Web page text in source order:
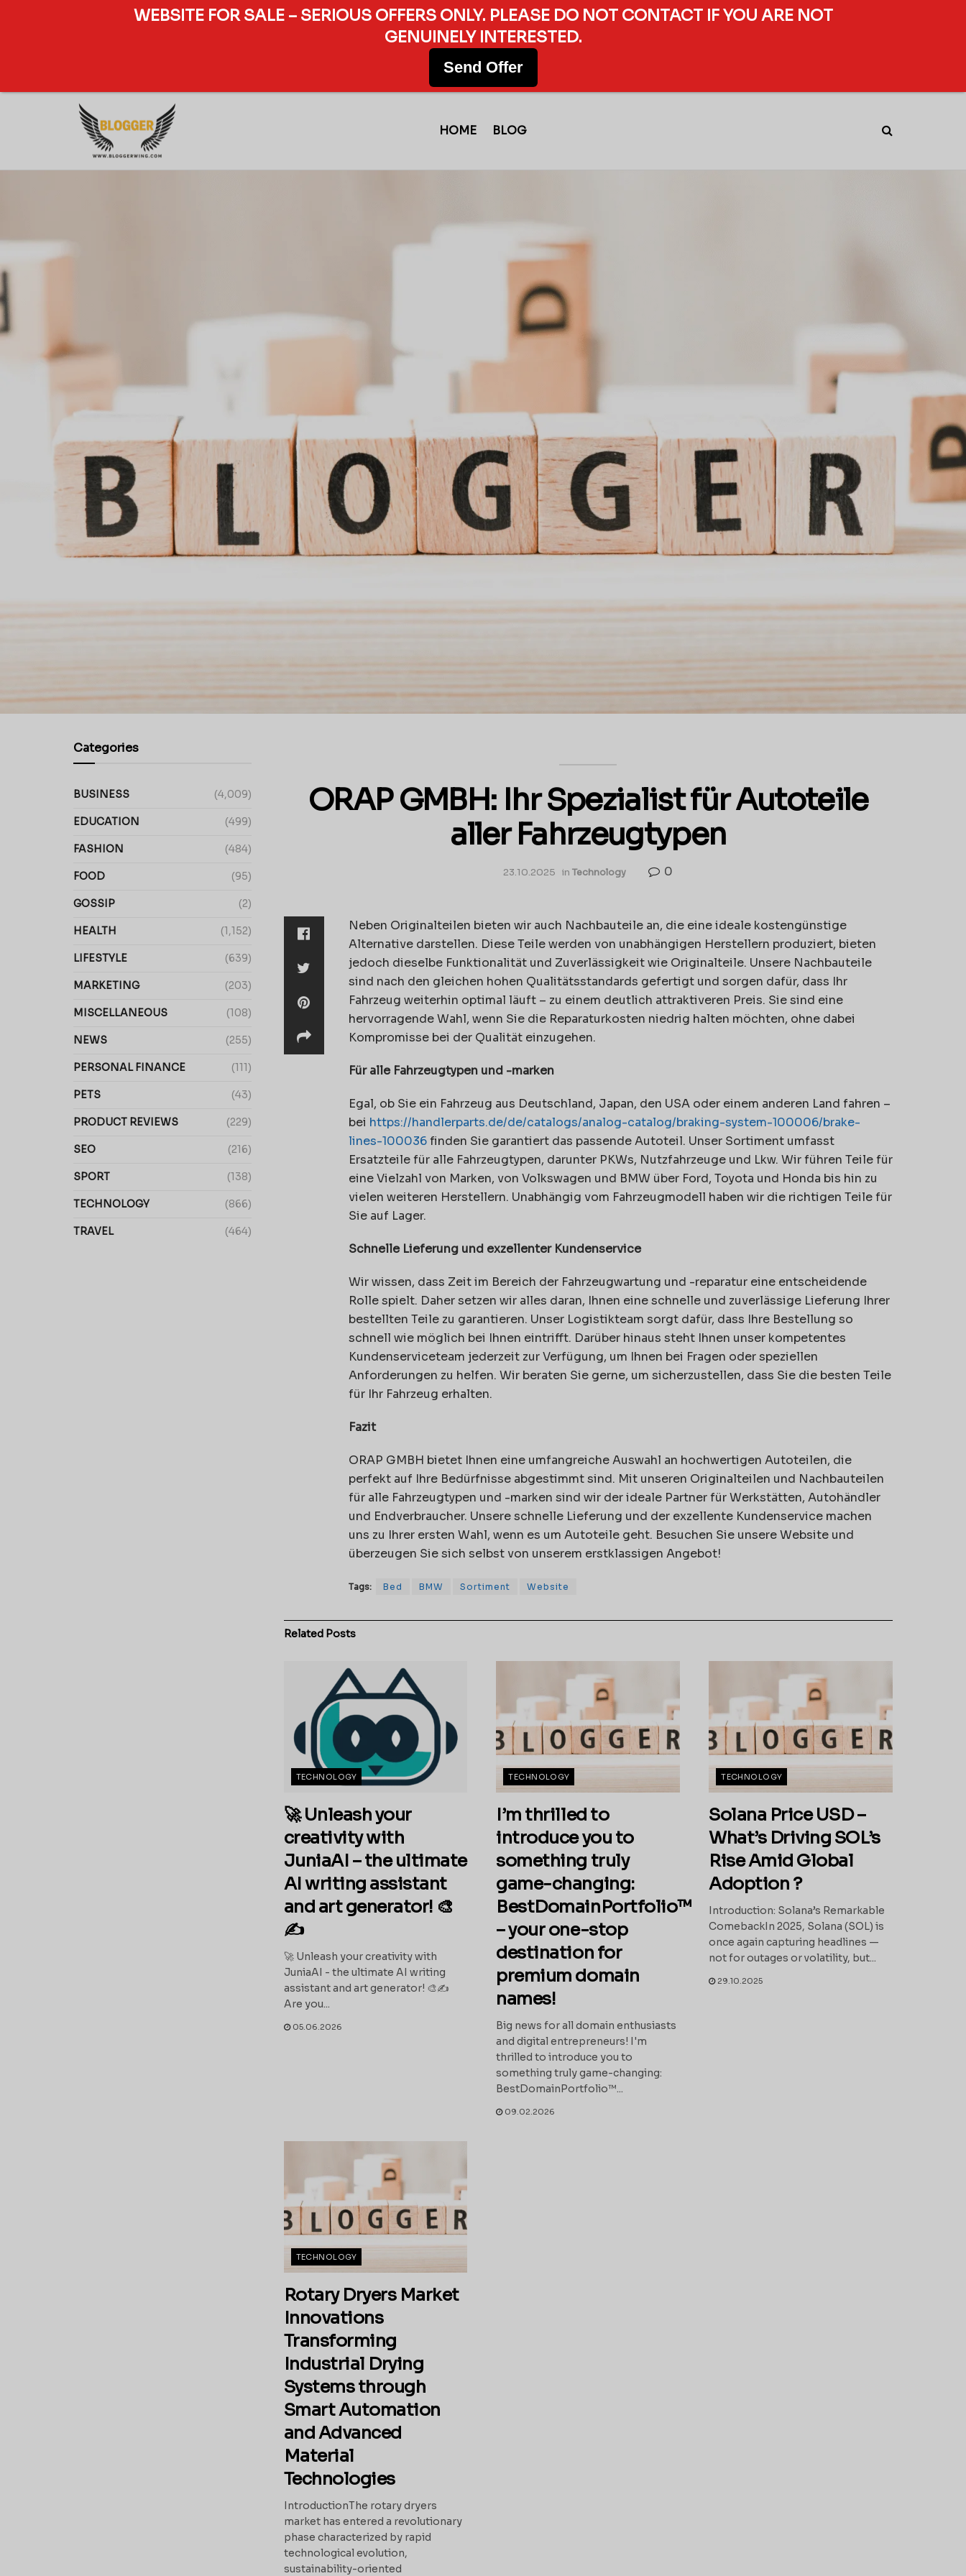
HOME BLOG
ORAP GMBH: Ihr Spezialist für Autoteile
aller Fahrzeugtypen
23.10.2025 in Technology 0
Neben Originalteilen bieten wir auch Nachbauteile an, die eine ideale kostengünstige
Alternative darstellen. Diese Teile werden von unabhängigen Herstellern produziert, bieten
jedoch dieselbe Funktionalität und Zuverlässigkeit wie Originalteile. Unsere Nachbauteile
sind nach den gleichen hohen Qualitätsstandards gefertigt und sorgen dafür, dass Ihr
Fahrzeug weiterhin optimal läuft – zu einem deutlich attraktiveren Preis. Sie sind eine
hervorragende Wahl, wenn Sie die Reparaturkosten niedrig halten möchten, ohne dabei
Kompromisse bei der Qualität einzugehen.
Für alle Fahrzeugtypen und -marken
Egal, ob Sie ein Fahrzeug aus Deutschland, Japan, den USA oder einem anderen Land fahren –
bei https://handlerparts.de/de/catalogs/analog-catalog/braking-system-100006/brake-
lines-100036finden Sie garantiert das passende Autoteil. Unser Sortiment umfasst
Ersatzteile für alle Fahrzeugtypen, darunter PKWs, Nutzfahrzeuge und Lkw. Wir führen Teile für
eine Vielzahl von Marken, von Volkswagen und BMW über Ford, Toyota und Honda bis hin zu
vielen weiteren Herstellern. Unabhängig vom Fahrzeugmodell haben wir die richtigen Teile für
Sie auf Lager.
Schnelle Lieferung und exzellenter Kundenservice
Wir wissen, dass Zeit im Bereich der Fahrzeugwartung und -reparatur eine entscheidende
Rolle spielt. Daher setzen wir alles daran, Ihnen eine schnelle und zuverlässige Lieferung Ihrer
bestellten Teile zu garantieren. Unser Logistikteam sorgt dafür, dass Ihre Bestellung so
schnell wie möglich bei Ihnen eintrifft. Darüber hinaus steht Ihnen unser kompetentes
Kundenserviceteam jederzeit zur Verfügung, um Ihnen bei Fragen oder speziellen
Anforderungen zu helfen. Wir beraten Sie gerne, um sicherzustellen, dass Sie die besten Teile
für Ihr Fahrzeug erhalten.
Fazit
ORAP GMBH bietet Ihnen eine umfangreiche Auswahl an hochwertigen Autoteilen, die
perfekt auf Ihre Bedürfnisse abgestimmt sind. Mit unseren Originalteilen und Nachbauteilen
für alle Fahrzeugtypen und -marken sind wir der ideale Partner für Werkstätten, Autohändler
und Endverbraucher. Unsere schnelle Lieferung und der exzellente Kundenservice machen
uns zu Ihrer ersten Wahl, wenn es um Autoteile geht. Besuchen Sie unsere Website und
überzeugen Sie sich selbst von unserem erstklassigen Angebot!
Tags: Bed BMW Sortiment Website
RelatedPosts
TECHNOLOGY
🚀 Unleash your
creativity with
JuniaAI – the ultimate
AI writing assistant
and art generator! 🎨
✍️
🚀 Unleash your creativity with
JuniaAI - the ultimate AI writing
assistant and art generator! 🎨✍️
Are you...
05.06.2026
TECHNOLOGY
I’m thrilled to
introduce you to
something truly
game-changing:
BestDomainPortfolio™
– your one-stop
destination for
premium domain
names!
Big news for all domain enthusiasts
and digital entrepreneurs! I'm
thrilled to introduce you to
something truly game-changing:
BestDomainPortfolio™...
09.02.2026
TECHNOLOGY
Solana Price USD –
What’s Driving SOL’s
Rise Amid Global
Adoption ?
Introduction: Solana’s Remarkable
ComebackIn 2025, Solana (SOL) is
once again capturing headlines —
not for outages or volatility, but...
29.10.2025
TECHNOLOGY
Rotary Dryers Market
Innovations
Transforming
Industrial Drying
Systems through
Smart Automation
and Advanced
Material
Technologies
IntroductionThe rotary dryers
market has entered a revolutionary
phase characterized by rapid
technological evolution,
sustainability-oriented
Categories
BUSINESS (4,009)
EDUCATION (499)
FASHION (484)
FOOD (95)
GOSSIP (2)
HEALTH (1,152)
LIFESTYLE (639)
MARKETING (203)
MISCELLANEOUS (108)
NEWS (255)
PERSONAL FINANCE (111)
PETS (43)
PRODUCT REVIEWS (229)
SEO (216)
SPORT (138)
TECHNOLOGY (866)
TRAVEL (464)
WEBSITE FOR SALE – SERIOUS OFFERS ONLY. PLEASE DO NOT CONTACT IF YOU ARE NOT
GENUINELY INTERESTED.
Send Offer